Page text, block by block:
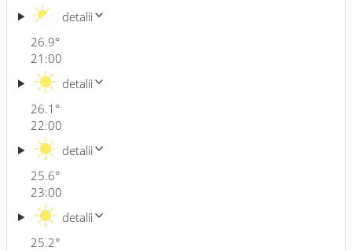
26.9°
detalii
21:00
26.1 °
detalii
22:00
25.6°
detalii
23:00
25.2°
detalii